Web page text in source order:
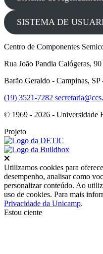
SISTEMA DE
Centro de Componentes
Rua João Pandia Calógeras,
Barão Geraldo - Campinas,
(19) 3521-7282
© 1969 - 2026 - Universidade
Projeto
Utilizamos cookies para
desempenho, analisar como
personalizar conteúdo. Ao
uso de cookies. Para mais
Privacidade da Unicamp.
Estou ciente